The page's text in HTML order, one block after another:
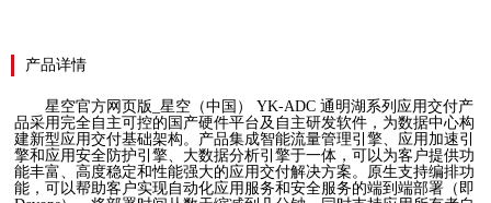
产品详情
星空官方网页版_星空（中国）YK-ADC 通明湖系列应用交付产
品采用完全自主可控的国产硬件平台及自主研发软件，为数据中心构
建新型应用交付基础架构。产品集成智能流量管理引擎、应用加速引
擎和应用安全防护引擎、大数据分析引擎于一体，可以为客户提供功
能丰富、高度稳定和性能强大的应用交付解决方案。原生支持编排功
能，可以帮助客户实现自动化应用服务和安全服务的端到端部署（即